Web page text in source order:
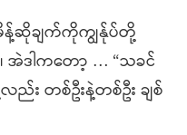
န့်ဆိုချက်ကိုကျွန်ုပ်တို့
ဒါကတော့ … “သခင်
ည်း တစ်ဦးနဲ့တစ်ဦး ချစ်